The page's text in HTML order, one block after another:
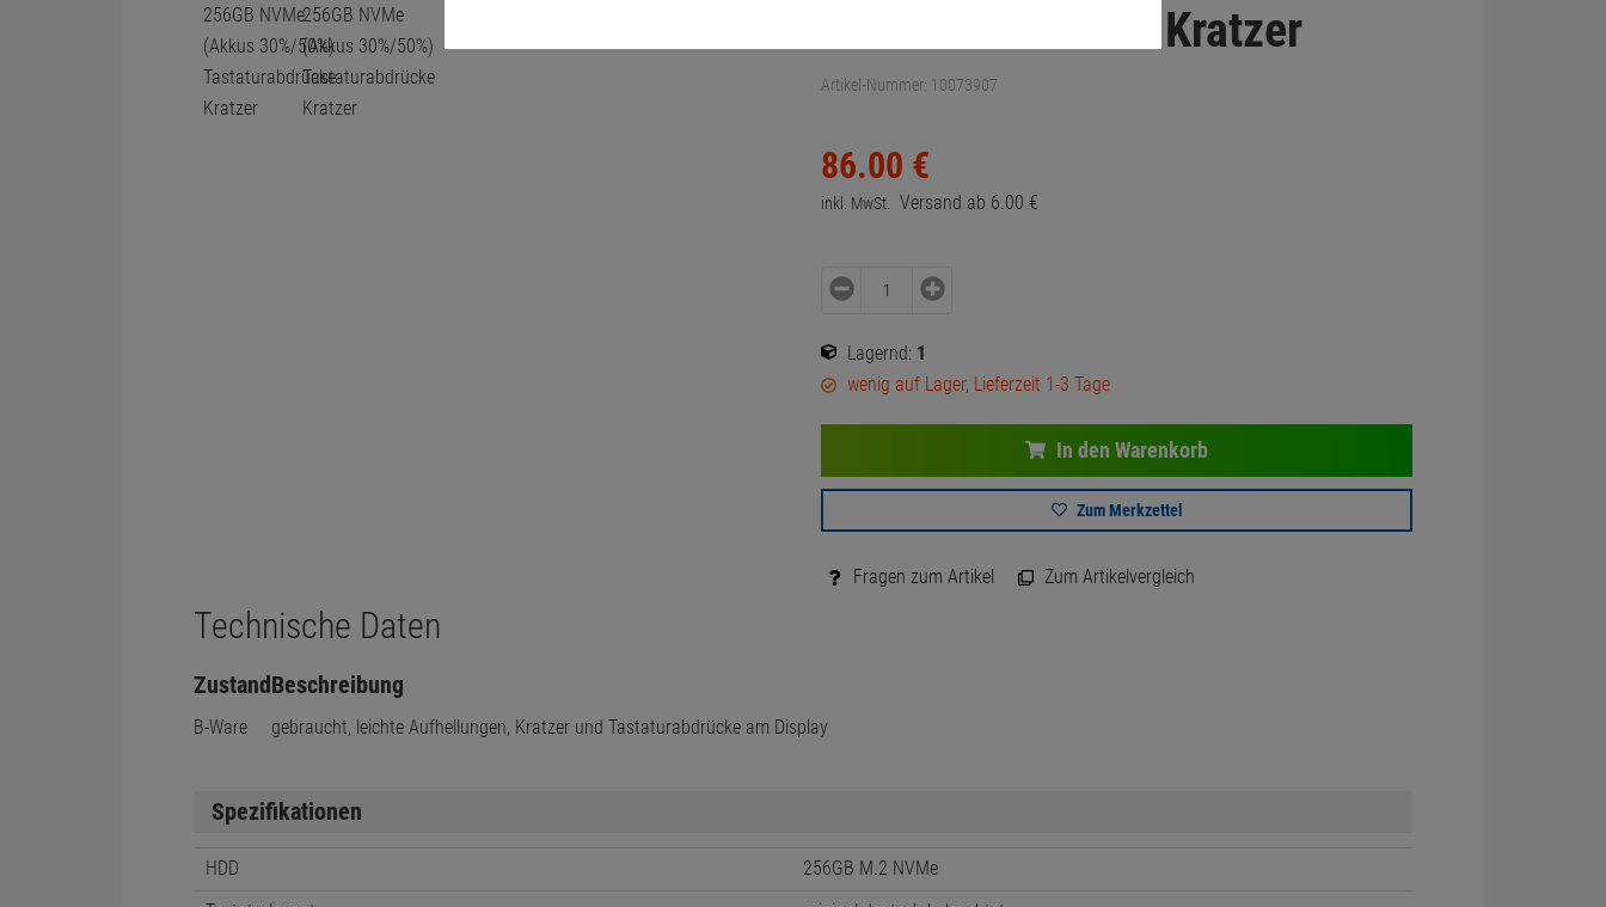
Tastaturabdrücke Kratzer
Artikel-Nummer: 10073907
86.00 €
inkl. MwSt. Versand ab 6.00 €
Lagernd: 1
wenig auf Lager, Lieferzeit 1-3 Tage
In den Warenkorb
Zum Merkzettel
Fragen zum Artikel Zum Artikelvergleich
Technische Daten
Zustand
B-Ware
Beschreibung
gebraucht, leichte Aufhellungen, Kratzer und Tastaturabdrücke am Display
Spezifikationen
HDD
256GB M.2 NVMe